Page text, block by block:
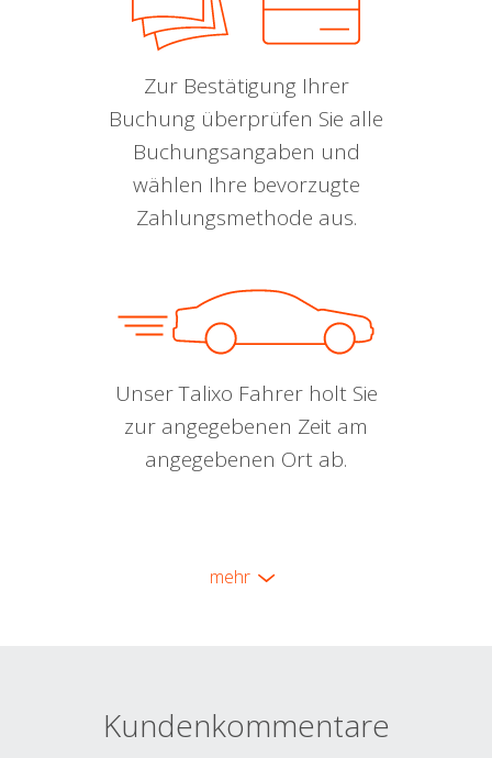
Zur Bestätigung Ihrer
Buchung überprüfen Sie alle
Buchungsangaben und
wählen Ihre bevorzugte
Zahlungsmethode aus.
Unser Talixo Fahrer holt Sie
zur angegebenen Zeit am
angegebenen Ort ab.
mehr
Kundenkommentare